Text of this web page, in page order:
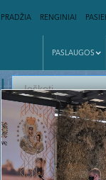
PRADŽIA RENGINIAI
PASLAUGOS
|